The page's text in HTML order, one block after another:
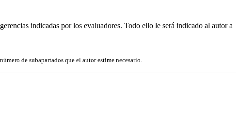
indicadas por los evaluadores. Todo ello le será indicado al autor a
de subapartados que el autor estime necesario.